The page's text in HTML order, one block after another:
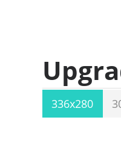
336x280